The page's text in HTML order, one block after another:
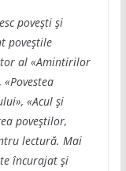
povești și
poveștile
al «Amintirilor
«Acul și
poveștilor,
lectură. Mai
încurajat și